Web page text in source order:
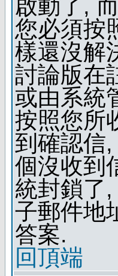
啟動了,
您必須按
樣還沒解
討論版在
或由系統
按照您所
到確認信
個沒收到
統封鎖了
子郵件地
答案.
回頂端